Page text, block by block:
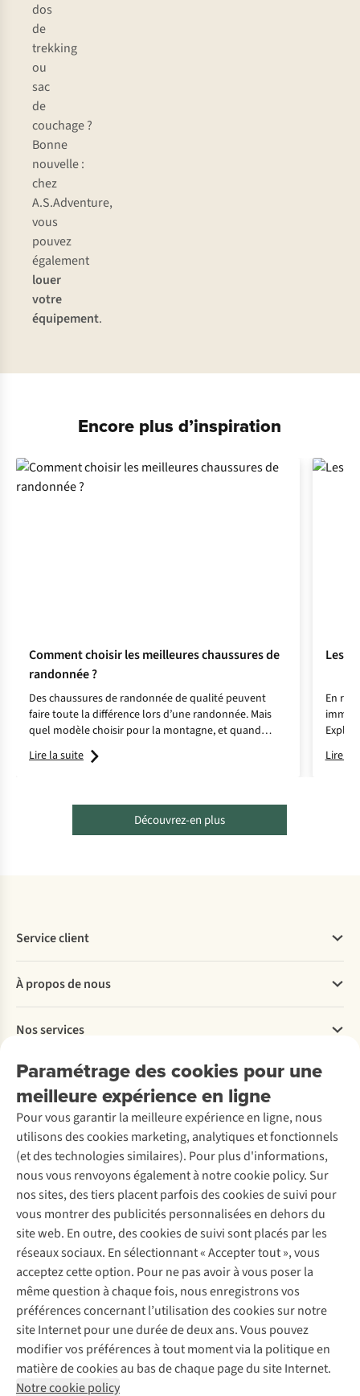
dos
de
trekking
ou
sac
de
couchage ?
Bonne
nouvelle :
chez
A.S.Adventure,
vous
pouvez
également
louer
votre
équipement.
Encore plus d’inspiration
Comment choisir les meilleures chaussures de
randonnée ?
Des chaussures de randonnée de qualité peuvent
faire toute la différence lors d’une randonnée. Mais
quel modèle choisir pour la montagne, et quand
opter pour des chaussures de trail ? Jonathan, expert
en chaussures de randonnée, vous aide à faire le bon
Lire la suite
Les
En
belles
Lire la
Découvrez-en plus
Paramétrage des cookies pour une
meilleure expérience en ligne
Pour vous garantir la meilleure expérience en ligne, nous
utilisons des cookies marketing, analytiques et fonctionnels
(et des technologies similaires). Pour plus d'informations,
nous vous renvoyons également à notre cookie policy. Sur
nos sites, des tiers placent parfois des cookies de suivi pour
vous montrer des publicités personnalisées en dehors du
site web. En outre, des cookies de suivi sont placés par les
réseaux sociaux. En sélectionnant « Accepter tout », vous
acceptez cette option. Pour ne pas avoir à vous poser la
même question à chaque fois, nous enregistrons vos
préférences concernant l’utilisation des cookies sur notre
site Internet pour une durée de deux ans. Vous pouvez
modifier vos préférences à tout moment via la politique en
matière de cookies au bas de chaque page du site Internet.
Notre cookie policy
Service client
Commander
Payer
Livraison
Rétractation d'une commande
Entretien & réparations
Garantie
Contactez-nous
À propos de nous
Explore More
À propos d’Ayacucho
Nos magasins
À propos d’A.S.Adventure
Déclaration d'accessibilité
Nos services
Location / Location sports d’hiver
Entretien de ski
Service de lavage
Entretien de chaussures
Réparation de chaussures
Réparation de vêtements
Retouches
Pour les entreprises
Découvrez
A.S.Magazine
Explore Camp
Gear Check
Expertise & conseils
Abonnez-vous à la newsletter
Suivez-nous
Mentions légales
Politique de confidentialité
Conditions générales
Cookie Policy